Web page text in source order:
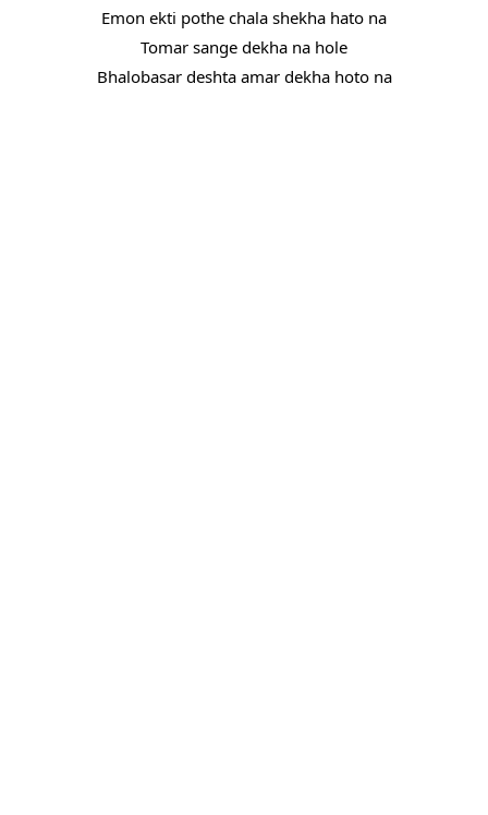
Emon ekti pothe chala shekha hato na
Tomar sange dekha na hole
Bhalobasar deshta amar dekha hoto na